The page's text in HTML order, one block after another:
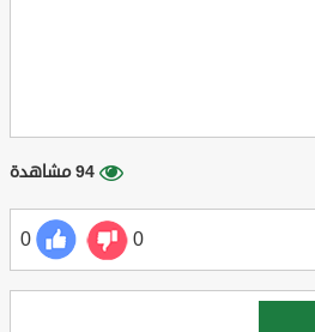
94 مشاهدة
0
0